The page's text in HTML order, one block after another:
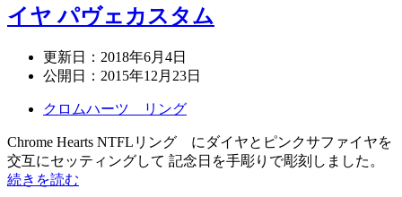
イヤ パヴェカスタム
更新日： 2018年6月4日
公開日： 2015年12月23日
クロムハーツ リング
Chrome Hearts NTFLリング にダイヤとピンクサファイヤを
交互にセッティングして 記念日を手彫りで彫刻しました。
続きを読む